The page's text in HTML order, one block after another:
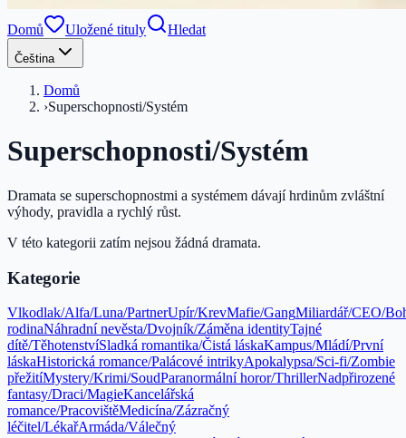
Domů Uložené tituly Hledat
Čeština
Domů
›Superschopnosti/Systém
Superschopnosti/Systém
Dramata se superschopnostmi a systémem dávají hrdinům zvláštní
výhody, pravidla a rychlý růst.
V této kategorii zatím nejsou žádná dramata.
Kategorie
Vlkodlak/Alfa/Luna/PartnerUpír/KrevMafie/GangMiliardář/CEO/
rodinaNáhradní nevěsta/Dvojník/Záměna identityTajné
dítě/TěhotenstvíSladká romantika/Čistá láskaKampus/Mládí/První
láskaHistorická romance/Palácové intrikyApokalypsa/Sci-fi/Zombie
přežitíMystery/Krimi/SoudParanormální horor/ThrillerNadpřirozené
fantasy/Draci/MagieKancelářská
romance/PracovištěMedicína/Zázračný
léčitel/LékařArmáda/Válečný